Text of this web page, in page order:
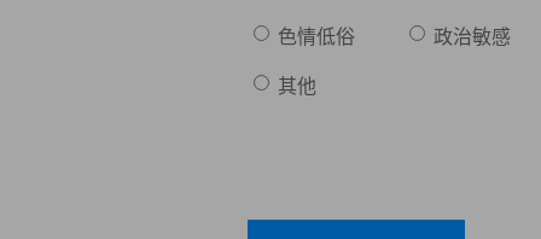
色情低俗 政治敏感
其他